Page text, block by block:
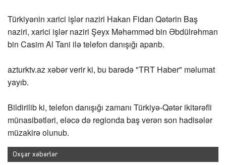
Türkiyənin xarici işlər naziri Hakan Fidan Qətərin Baş
naziri, xarici işlər naziri Şeyx Məhəmməd bin Əbdülrəhman
bin Casim Al Tani ilə telefon danışığı aparıb.
azturktv.azxəbər verir ki, bu barədə "TRT Haber" məlumat
yayıb.
Bildirilib ki, telefon danışığı zamanı Türkiyə-Qətər ikitərəfli
münasibətləri, eləcə də regionda baş verən son hadisələr
müzakirə olunub.
Oxşar xəbərlər